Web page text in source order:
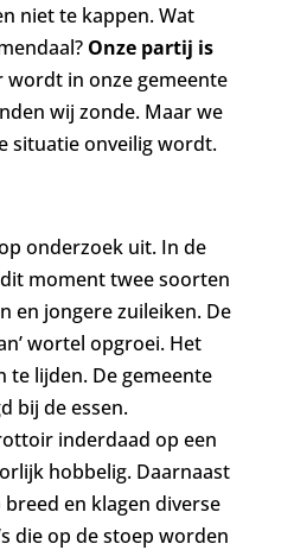
niet te kappen. Wat
Onze partij is
wordt in onze gemeente
wij zonde. Maar we
situatie onveilig wordt.
onderzoek uit. In de
moment twee soorten
en jongere zuileiken. De
wortel opgroei. Het
lijden. De gemeente
bij de essen.
inderdaad op een
hobbelig. Daarnaast
en klagen diverse
die op de stoep worden